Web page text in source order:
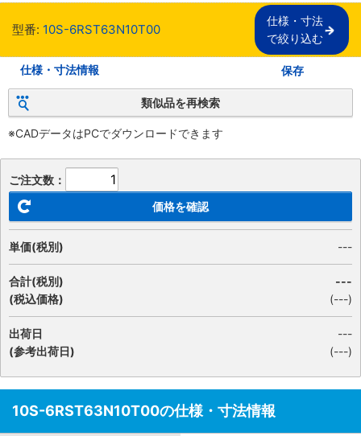
型番: 10S-6RST63N10T00
仕様・寸法
で絞り込む
仕様・寸法情報 保存
類似品を再検索
※CADデータはPCでダウンロードできます
ご注文数：
価格を確認
単価(税別) ---
合計(税別)
(税込価格)
---
(---)
出荷日
(参考出荷日)
---
(---)
10S-6RST63N10T00の仕様・寸法情報